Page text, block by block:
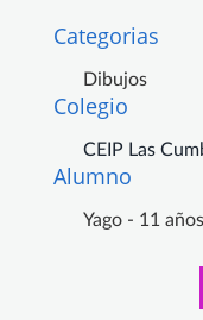
Categorias
Dibujos
Colegio
CEIP Las
Alumno
Yago - 11